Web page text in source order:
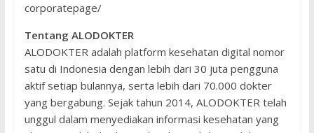
corporatepage/
Tentang ALODOKTER
ALODOKTER adalah platform kesehatan digital nomor
satu di Indonesia dengan lebih dari 30 juta pengguna
aktif setiap bulannya, serta lebih dari 70.000 dokter
yang bergabung. Sejak tahun 2014, ALODOKTER telah
unggul dalam menyediakan informasi kesehatan yang